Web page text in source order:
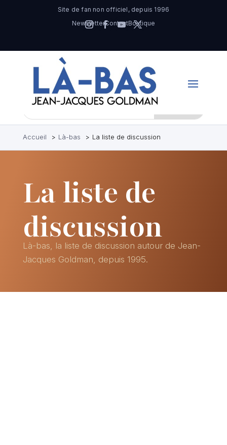
Site de fan non officiel, depuis 1996
NewsletterContactBoutique
Accueil Là-bas La liste de discussion
La liste de
discussion
Là-bas, la liste de discussion autour de Jean-
Jacques Goldman, depuis 1995.